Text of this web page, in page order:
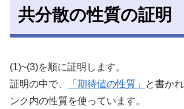
共分散の性質の証明
(1)~(3)を順に証明します。
証明の中で、
「期待値の性質」
と書か
ンク内の性質を使っています。